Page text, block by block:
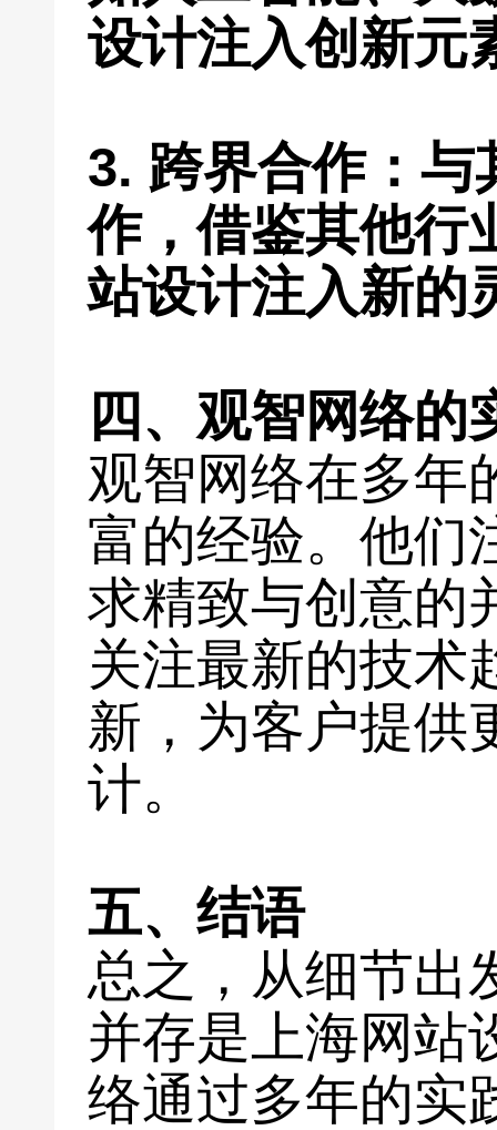
设计注入创新元
3. 跨界合作：与
作，借鉴其他行
站设计注入新的
四、观智网络的
观智网络在多年
富的经验。他们
求精致与创意的
关注最新的技术
新，为客户提供
计。
五、结语
总之，从细节出
并存是上海网站
络通过多年的实